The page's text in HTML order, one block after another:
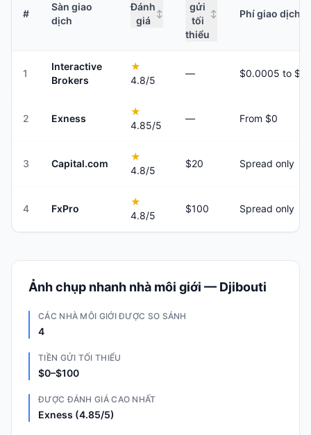
#
Sàn giao
dịch
Đánh
giá
↕
gửi
tối
thiểu
↕ Phí giao dịch
1
Interactive
Brokers
★
4.8/5
—
2 Exness
★
4.85/5
— From $0
3 Capital.com
★
4.8/5
$20 Spread only
4 FxPro
★
4.8/5
$100 Spread only
Ảnh chụp nhanh nhà môi giới — Djibouti
CÁC NHÀ MÔI GIỚI ĐƯỢC SO SÁNH
4
TIỀN GỬI TỐI THIỂU
$0–$100
ĐƯỢC ĐÁNH GIÁ CAO NHẤT
Exness (4.85/5)